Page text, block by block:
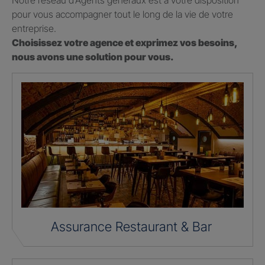
pour vous accompagner tout le long de la vie de votre
entreprise.
Choisissez votre agence et exprimez vos besoins,
nous avons une solution pour vous.
Assurance Restaurant & Bar